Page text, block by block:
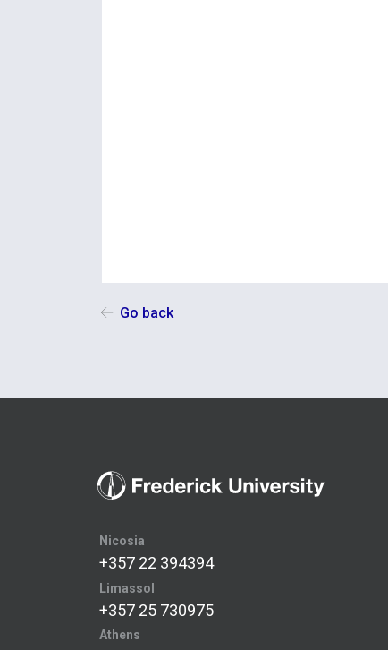
Go back
Nicosia
+357 22 394394
Limassol
+357 25 730975
Athens